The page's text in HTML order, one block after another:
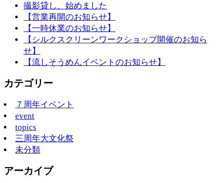
撮影貸し、始めました
【営業再開のお知らせ】
【一時休業のお知らせ】
【シルクスクリーンワークショップ開催のお知ら
せ】
【流しそうめんイベントのお知らせ】
カテゴリー
７周年イベント
event
topics
三周年大文化祭
未分類
アーカイブ